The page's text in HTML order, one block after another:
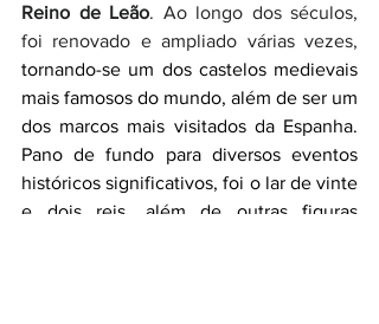
Reino de Leão. Ao longo dos séculos,
foi renovado e ampliado várias vezes,
tornando-se um dos castelos medievais
mais famosos do mundo, além de ser um
dos marcos mais visitados da Espanha.
Pano de fundo para diversos eventos
históricos significativos, foi o lar de vinte
e dois reis, além de outras figuras